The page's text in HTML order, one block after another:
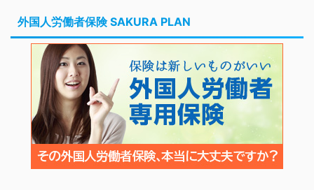
外国人労働者保険 SAKURA PLAN